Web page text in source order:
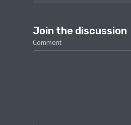
Join the discussion
Comment